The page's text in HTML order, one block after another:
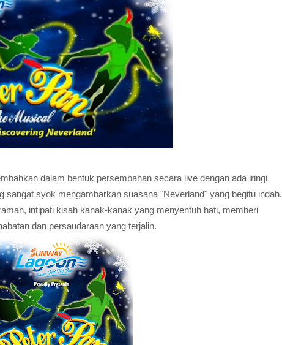
dalam bentuk persembahan secara live dengan ada iringi
sangat syok mengambarkan suasana "Neverland" yang begitu indah.
intipati kisah kanak-kanak yang menyentuh hati, memberi
dan persaudaraan yang terjalin.